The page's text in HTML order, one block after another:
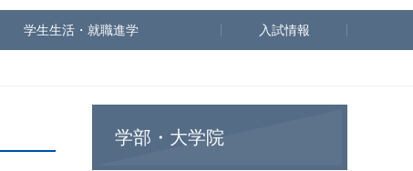
学生生活・就職進学 入試情報
学部・大学院